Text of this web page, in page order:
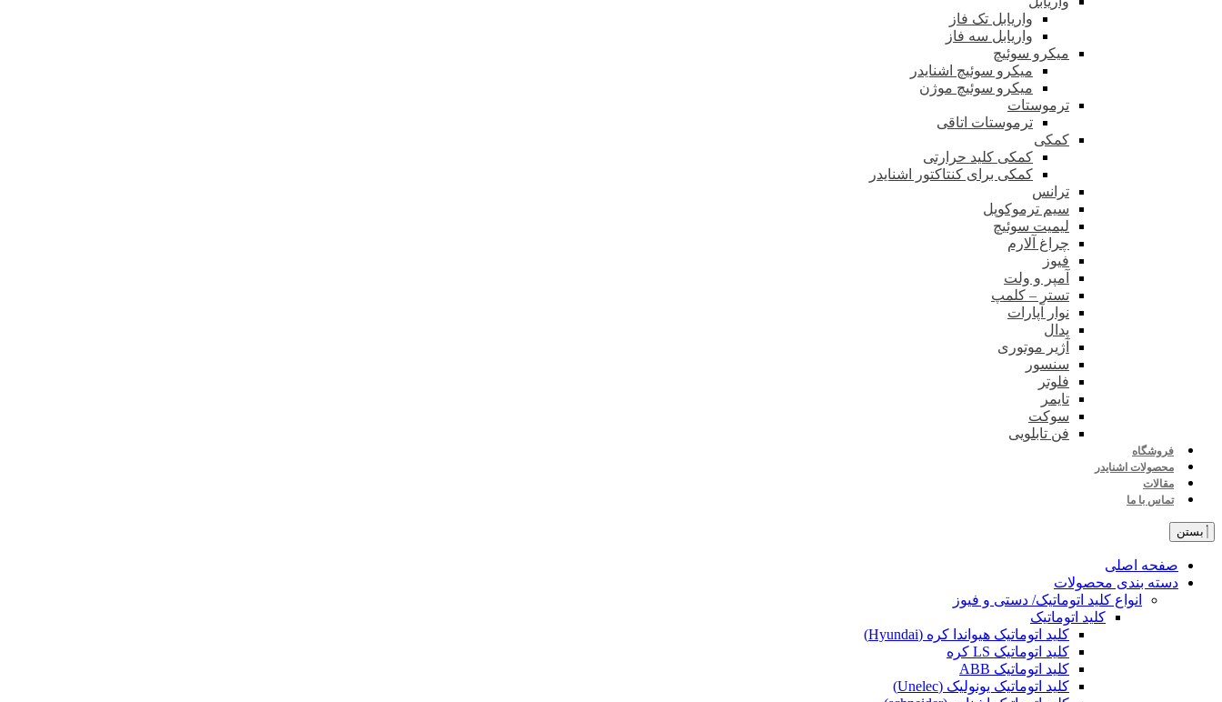
واریابل تک فاز
واریابل سه فاز
میکرو سوئیچ
میکرو سوئیچ اشنایدر
میکرو سوئیچ موژن
ترموستات
ترموستات اتاقی
کمکی
کمکی کلید حرارتی
کمکی برای کنتاکتور اشنایدر
ترانس
سیم ترموکوپل
لیمیت سوئیچ
چراغ آلارم
فیوز
آمپر و ولت
تستر – کلمپ
نوار آپارات
پدال
آژیر موتوری
سنسور
فلوتر
تایمر
سوکت
فن تابلویی
فروشگاه
محصولات اشنایدر
مقالات
تماس با ما
بستن
صفحه اصلی
دسته بندی محصولات
انواع کلید اتوماتیک/ دستی و فیوز
کلید اتوماتیک
کلید اتوماتیک هیواندا کره (Hyundai)
کلید اتوماتیک LS کره
کلید اتوماتیک ABB
کلید اتوماتیک یونولیک (Unelec)